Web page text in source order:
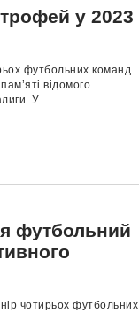
у 2023
футбольних команд
відомого
У...
футбольний
чотирьох футбольних